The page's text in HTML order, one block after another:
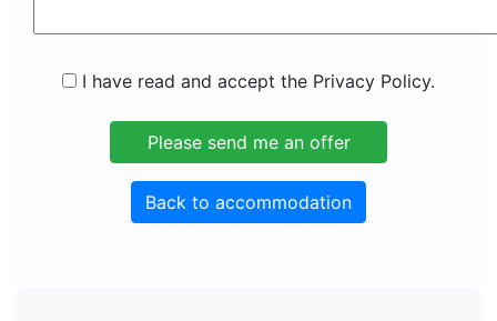
I have read and accept the Privacy Policy.
Back to accommodation